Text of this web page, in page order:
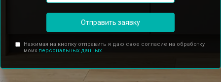
Отправить заявку
Нажимая на кнопку отправить я даю свое согласие на обработку
моих персональных данных.